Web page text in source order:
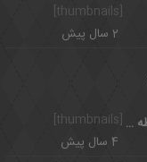
2 سال پیش
[thumbnails] شعر و متن ادبی و عاشقانه تبریک عید نوروز + لحظه تحویل سال نو 1401
4 سال پیش